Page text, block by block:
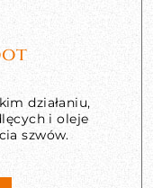
działaniu,
i oleje
szwów.